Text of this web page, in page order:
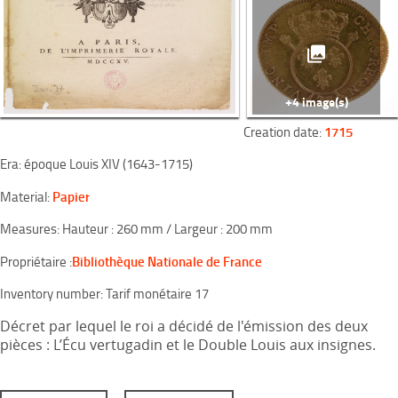
+4 image(s)
Creation date:1715
Era: époque Louis XIV (1643-1715)
Material:Papier
Measures: Hauteur : 260 mm / Largeur : 200 mm
Propriétaire :Bibliothèque Nationale de France
Inventory number: Tarif monétaire 17
Décret par lequel le roi a décidé de l'émission des deux
pièces : L’Écu vertugadin et le Double Louis aux insignes.